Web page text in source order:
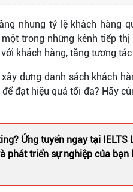
nhưng tỷ lệ khách hàng
trong những kênh tiếp
khách hàng, tăng tương
dựng danh sách khách
đạt hiệu quả tối đa? Hãy
Ứng tuyển ngay tại
phát triển sự nghiệp của bạn